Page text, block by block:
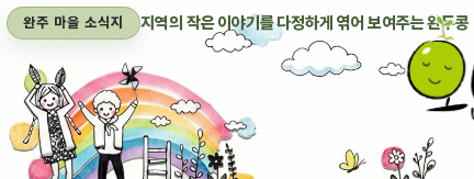
완주 마을 소식지 지역의 작은 이야기를 다정하게 엮어 보여주는 완두콩